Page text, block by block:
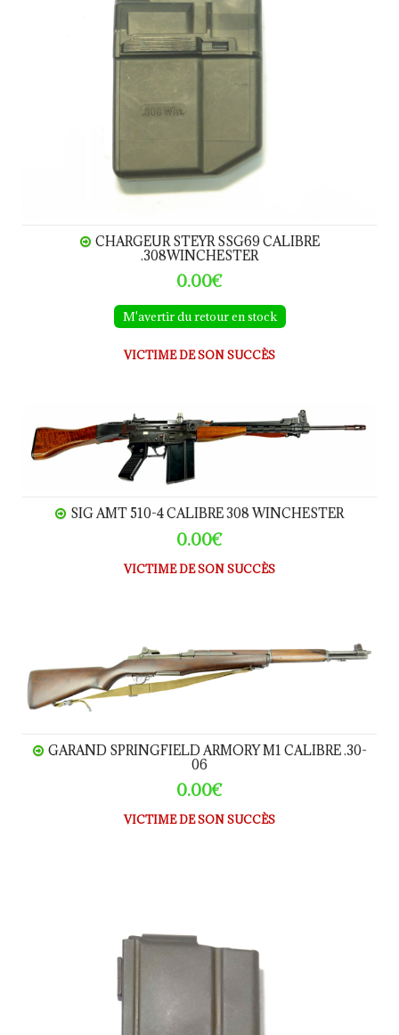
CHARGEUR STEYR SSG69 CALIBRE
.308WINCHESTER
0.00€
M'avertir du retour en stock
VICTIME DE SON SUCCÈS
SIG AMT 510-4 calibre 308 Winchester
SIG AMT 510-4 CALIBRE 308 WINCHESTER
0.00€
VICTIME DE SON SUCCÈS
GARAND SPRINGFIELD ARMORY M1 CALIBRE .30-
06
0.00€
VICTIME DE SON SUCCÈS